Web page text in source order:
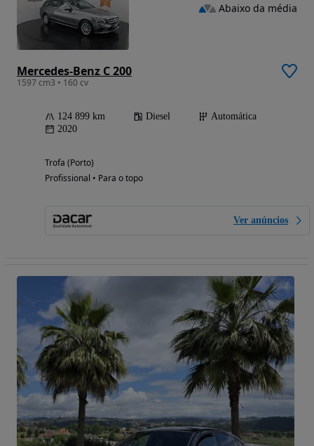
Mercedes-Benz C 200
1597 cm3 • 160 cv
124 899 km Diesel
Automática
2020
Trofa (Porto)
Profissional • Para o topo
Ver anúncios
Abaixo da média